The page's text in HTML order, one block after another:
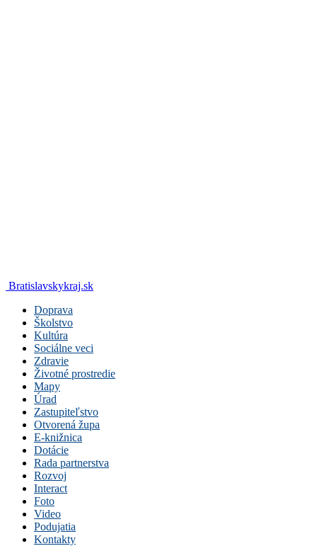
Bratislavskykraj.sk
Doprava
Školstvo
Kultúra
Sociálne veci
Zdravie
Životné prostredie
Mapy
Úrad
Zastupiteľstvo
Otvorená župa
E-knižnica
Dotácie
Rada partnerstva
Rozvoj
Interact
Foto
Video
Podujatia
Kontakty